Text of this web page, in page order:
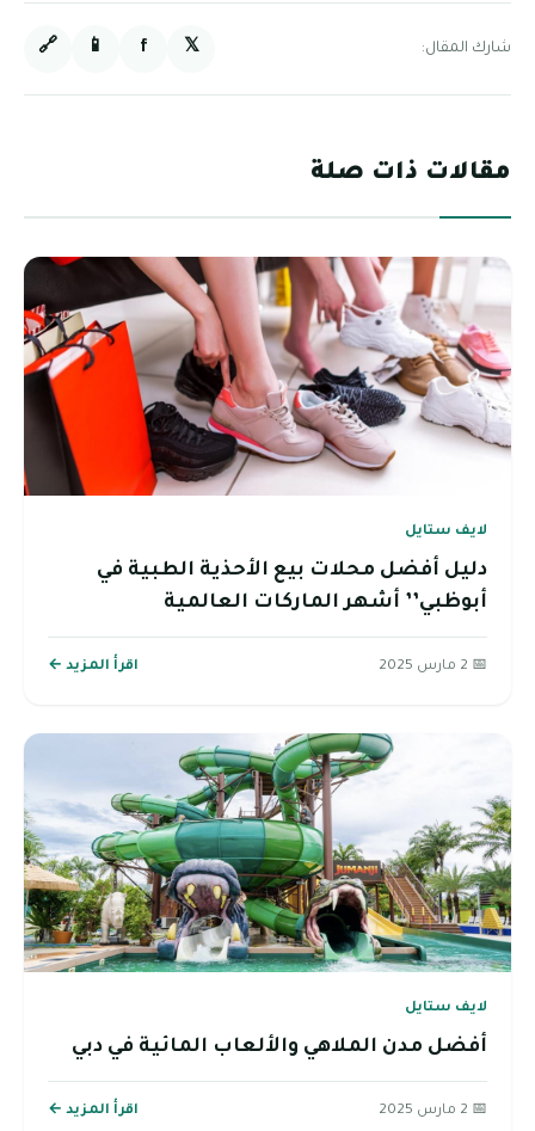
شارك المقال: 𝕏
f
📱
🔗
مقالات ذات صلة
لايف ستايل
دليل أفضل محلات بيع الأحذية الطبية في
أبوظبي’’ أشهر الماركات العالمية
📅 2 مارس 2025 اقرأ المزيد ←
لايف ستايل
أفضل مدن الملاهي والألعاب المائية في دبي
📅 2 مارس 2025 اقرأ المزيد ←